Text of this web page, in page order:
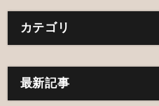
カテゴリ
最新記事